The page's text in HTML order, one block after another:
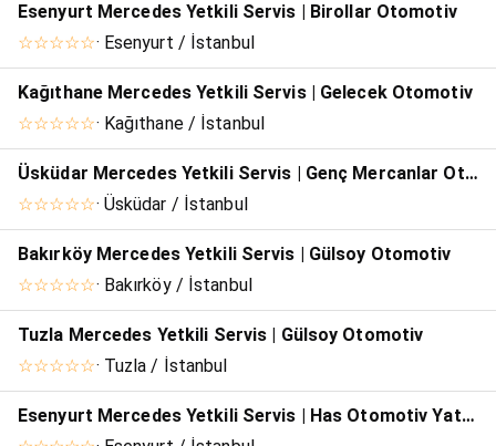
Esenyurt Mercedes Yetkili Servis | Birollar Otomotiv
☆☆☆☆☆· Esenyurt / İstanbul
Kağıthane Mercedes Yetkili Servis | Gelecek Otomotiv
☆☆☆☆☆· Kağıthane / İstanbul
Üsküdar Mercedes Yetkili Servis | Genç Mercanlar Otomotiv Ticaret
☆☆☆☆☆· Üsküdar / İstanbul
Bakırköy Mercedes Yetkili Servis | Gülsoy Otomotiv
☆☆☆☆☆· Bakırköy / İstanbul
Tuzla Mercedes Yetkili Servis | Gülsoy Otomotiv
☆☆☆☆☆· Tuzla / İstanbul
Esenyurt Mercedes Yetkili Servis | Has Otomotiv Yatırım